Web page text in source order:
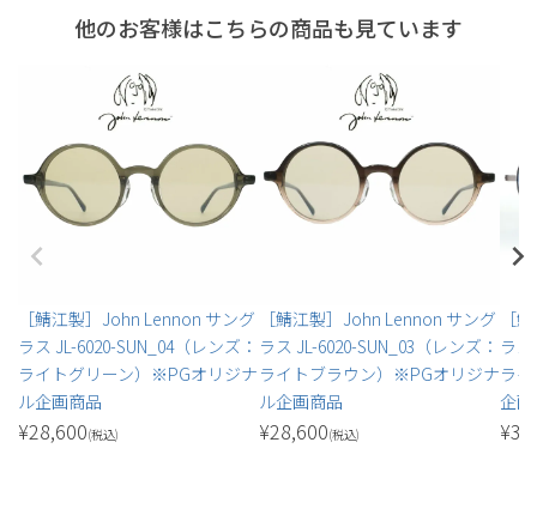
他のお客様はこちらの商品も見ています
［鯖江製］John Lennon サング
ラス JL-6020-SUN_04（レンズ：
ライトグリーン）※PGオリジナ
ル企画商品
¥28,600(税込)
［鯖江製］John Lennon サング
ラス JL-6020-SUN_03（レンズ：
ライトブラウン）※PGオリジナ
ル企画商品
¥28,600(税込)
［
ラ
ラ
企
¥